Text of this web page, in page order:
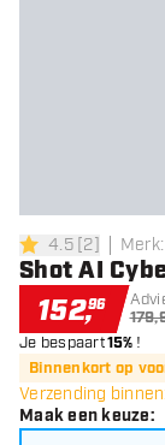
4.5 score sterren
4.5[2] Merk:
Shot AI
152,96
Je bespaart15% !
Binnenkort op
Verzending
Maak een keuze: